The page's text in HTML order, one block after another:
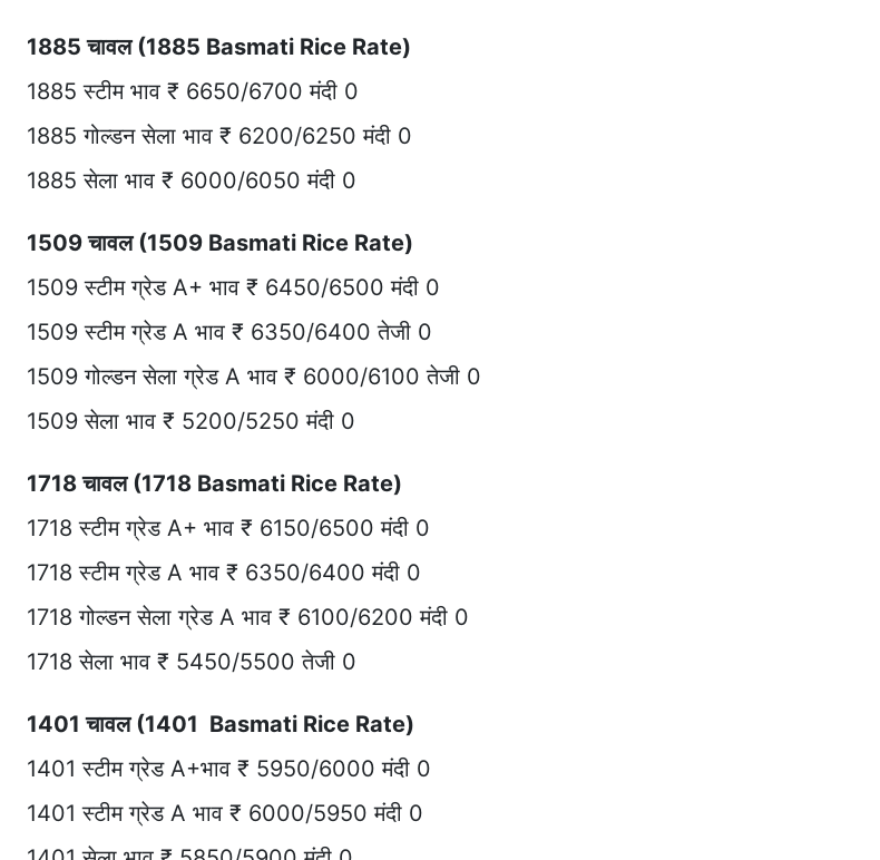
1885 चावल (1885 Basmati Rice Rate)
1885 स्टीम भाव ₹ 6650/6700 मंदी 0
1885 गोल्डन सेला भाव ₹ 6200/6250 मंदी 0
1885 सेला भाव ₹ 6000/6050 मंदी 0
1509 चावल (1509 Basmati Rice Rate)
1509 स्टीम ग्रेड A+ भाव ₹ 6450/6500 मंदी 0
1509 स्टीम ग्रेड A भाव ₹ 6350/6400 तेजी 0
1509 गोल्डन सेला ग्रेड A भाव ₹ 6000/6100 तेजी 0
1509 सेला भाव ₹ 5200/5250 मंदी 0
1718 चावल (1718 Basmati Rice Rate)
1718 स्टीम ग्रेड A+ भाव ₹ 6150/6500 मंदी 0
1718 स्टीम ग्रेड A भाव ₹ 6350/6400 मंदी 0
1718 गोल्डन सेला ग्रेड A भाव ₹ 6100/6200 मंदी 0
1718 सेला भाव ₹ 5450/5500 तेजी 0
1401 चावल (1401 Basmati Rice Rate)
1401 स्टीम ग्रेड A+भाव ₹ 5950/6000 मंदी 0
1401 स्टीम ग्रेड A भाव ₹ 6000/5950 मंदी 0